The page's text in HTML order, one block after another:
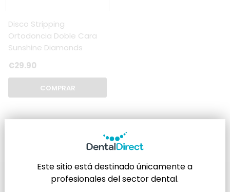
Disco Stripping
Ortodoncia Doble Cara
Sunshine Diamonds
€29.90
COMPRAR
INFORMACIÓN
Este sitio está destinado únicamente a
profesionales del sector dental.